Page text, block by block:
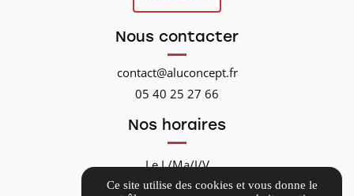
Nous contacter
contact@aluconcept.fr
05 40 25 27 66
Nos horaires
Le L/Ma/J/V
9h00-12h30
Ce site utilise des cookies et vous donne le